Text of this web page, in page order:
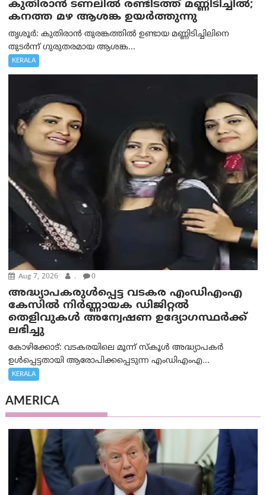
കുതിരാൻ ടണലിൽ രണ്ടിടത്ത് മണ്ണിടിച്ചിൽ;
കനത്ത മഴ ആശങ്ക ഉയർത്തുന്നു
തൃശൂർ: കുതിരാൻ തുരങ്കത്തിൽ ഉണ്ടായ മണ്ണിടിച്ചിലിനെ
തുടർന്ന് ഗുരുതരമായ ആശങ്ക...
KERALA
Aug 7, 2026 . 0
അദ്ധ്യാപകരുള്‍പ്പെട്ട വടകര എംഡി‌എം‌എ
കേസില്‍ നിര്‍ണ്ണായക ഡിജിറ്റല്‍
തെളിവുകള്‍ അന്വേഷണ ഉദ്യോഗസ്ഥര്‍ക്ക്
ലഭിച്ചു
കോഴിക്കോട്: വടകരയിലെ മൂന്ന് സ്കൂൾ അദ്ധ്യാപകർ
ഉൾപ്പെട്ടതായി ആരോപിക്കപ്പെടുന്ന എംഡിഎംഎ...
KERALA
AMERICA